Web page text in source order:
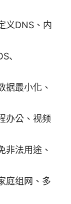
义DNS、内
、
据最小化、
办公、视频
非法用途、
庭组网、多